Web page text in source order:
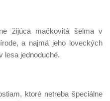
žijúca mačkovitá šelma v
a najmä jeho loveckých
lesa jednoduché.
ktoré netreba špeciálne